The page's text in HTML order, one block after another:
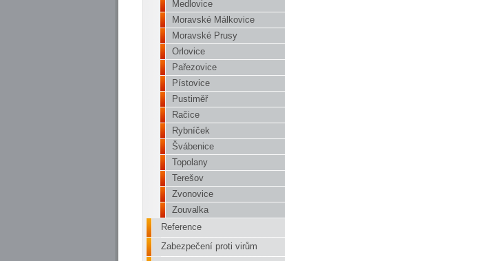
Medlovice
Moravské Málkovice
Moravské Prusy
Orlovice
Pařezovice
Pístovice
Pustiměř
Račice
Rybníček
Švábenice
Topolany
Terešov
Zvonovice
Zouvalka
Reference
Zabezpečení proti virům